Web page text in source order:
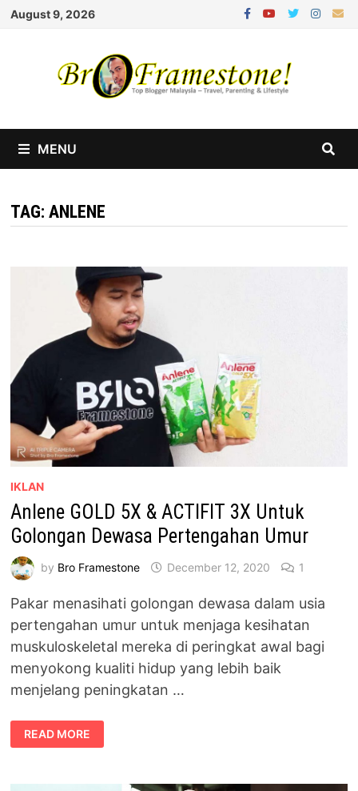
Skip
August 9, 2026
MENU
TAG:ANLENE
IKLAN
Anlene GOLD 5X & ACTIFIT 3X Untuk
Golongan Dewasa Pertengahan Umur
by Bro Framestone December 12, 2020 1
Pakar menasihati golongan dewasa dalam usia
pertengahan umur untuk menjaga kesihatan
muskuloskeletal mereka di peringkat awal bagi
menyokong kualiti hidup yang lebih baik
menjelang peningkatan …
ANLENE
GOLD
5X
3X
READ MORE